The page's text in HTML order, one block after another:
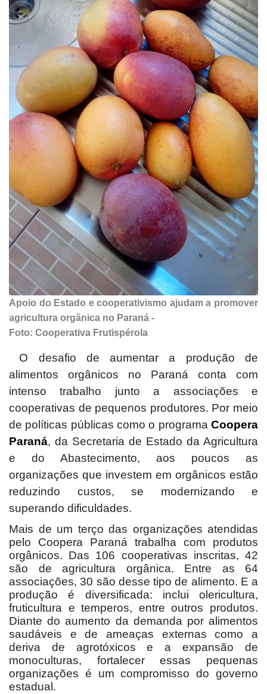
Apoio do Estado e cooperativismo ajudam a promover
agricultura orgânica no Paraná -
Foto: Cooperativa Frutispérola
O desafio de aumentar a produção de
alimentos orgânicos no Paraná conta com
intenso trabalho junto a associações e
cooperativas de pequenos produtores. Por meio
de políticas públicas como o programa Coopera
Paraná, da Secretaria de Estado da Agricultura
e do Abastecimento, aos poucos as
organizações que investem em orgânicos estão
reduzindo custos, se modernizando e
superando dificuldades.
Mais de um terço das organizações atendidas
pelo Coopera Paraná trabalha com produtos
orgânicos. Das 106 cooperativas inscritas, 42
são de agricultura orgânica. Entre as 64
associações, 30 são desse tipo de alimento. E a
produção é diversificada: inclui olericultura,
fruticultura e temperos, entre outros produtos.
Diante do aumento da demanda por alimentos
saudáveis e de ameaças externas como a
deriva de agrotóxicos e a expansão de
monoculturas, fortalecer essas pequenas
organizações é um compromisso do governo
estadual.